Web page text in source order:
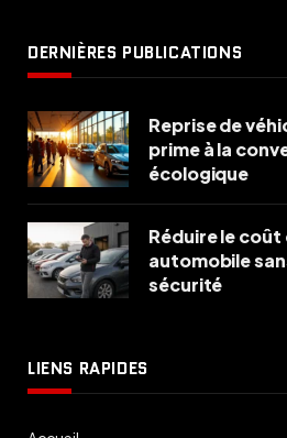
DERNIÈRES PUBLICATIONS
Reprise de
prime à la
écologique
Réduire le
automobile
sécurité
LIENS RAPIDES